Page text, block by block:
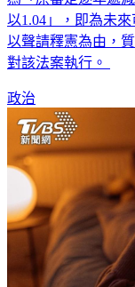
以1.04」，即為未
以聲請釋憲為由，
對該法案執行。
政治